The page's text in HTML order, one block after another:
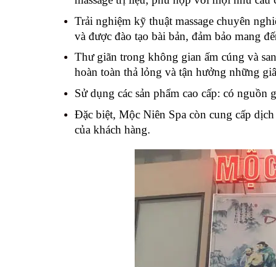
Trải nghiệm kỹ thuật massage chuyên
và được đào tạo bài bản, đảm bảo mang
Thư giãn trong không gian ấm cúng và
hoàn toàn thả lỏng và tận hưởng những
Sử dụng các sản phẩm cao cấp: có nguồn
Đặc biệt, Mộc Niên Spa còn cung cấp
của khách hàng.